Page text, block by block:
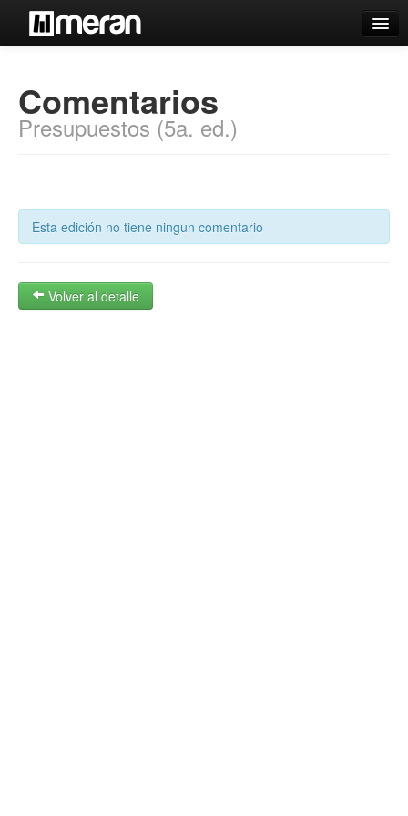
Búsqueda Avanzada
Estantes Virtuales
Contacto
Comentarios
Presupuestos (5a. ed.)
Esta edición no tiene ningun comentario
Volver al detalle